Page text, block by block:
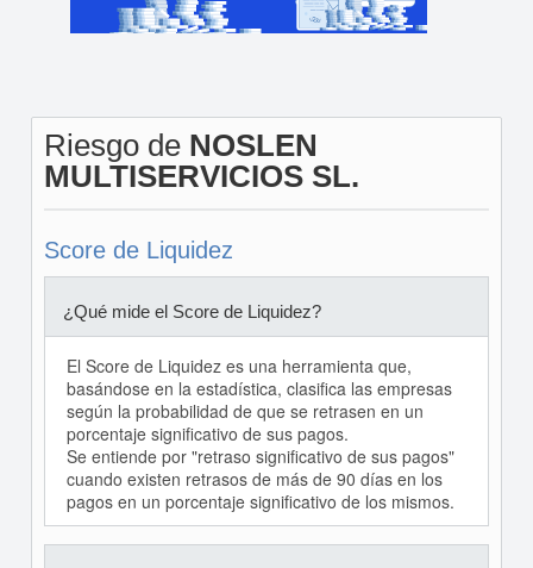
Riesgo de NOSLEN
MULTISERVICIOS SL.
Score de Liquidez
¿Qué mide el Score de Liquidez?
El Score de Liquidez es una herramienta que,
basándose en la estadística, clasifica las empresas
según la probabilidad de que se retrasen en un
porcentaje significativo de sus pagos.
Se entiende por "retraso significativo de sus pagos"
cuando existen retrasos de más de 90 días en los
pagos en un porcentaje significativo de los mismos.